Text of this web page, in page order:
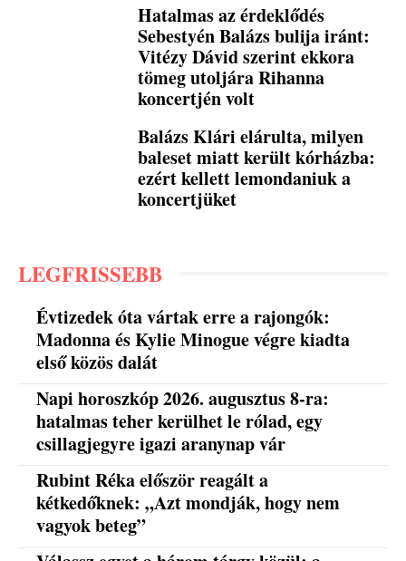
Hatalmas az érdeklődés
Sebestyén Balázs bulija iránt:
Vitézy Dávid szerint ekkora
tömeg utoljára Rihanna
koncertjén volt
Balázs Klári elárulta, milyen
baleset miatt került kórházba:
ezért kellett lemondaniuk a
koncertjüket
LEGFRISSEBB
Évtizedek óta vártak erre a rajongók:
Madonna és Kylie Minogue végre kiadta
első közös dalát
Napi horoszkóp 2026. augusztus 8-ra:
hatalmas teher kerülhet le rólad, egy
csillagjegyre igazi aranynap vár
Rubint Réka először reagált a
kétkedőknek: „Azt mondják, hogy nem
vagyok beteg”